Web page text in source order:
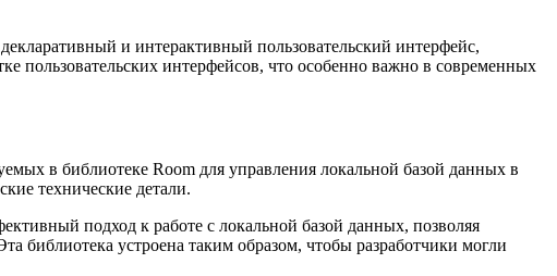
и интерактивный пользовательский интерфейс,
пользовательских интерфейсов, что особенно важно в современных
в библиотеке Room для управления локальной базой данных в
технические детали.
подход к работе с локальной базой данных, позволяя
библиотека устроена таким образом, чтобы разработчики могли